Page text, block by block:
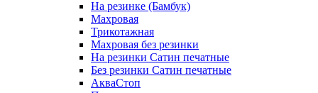
На резинке (Бамбук)
Махровая
Трикотажная
Махровая без резинки
На резинки Сатин печатные
Без резинки Сатин печатные
АкваСтоп